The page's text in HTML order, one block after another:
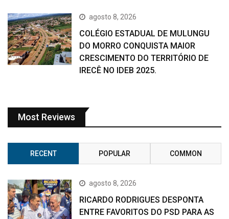
agosto 8, 2026
COLÉGIO ESTADUAL DE MULUNGU
DO MORRO CONQUISTA MAIOR
CRESCIMENTO DO TERRITÓRIO DE
IRECÊ NO IDEB 2025.
Most Reviews
RECENT POPULAR COMMON
agosto 8, 2026
RICARDO RODRIGUES DESPONTA
ENTRE FAVORITOS DO PSD PARA AS